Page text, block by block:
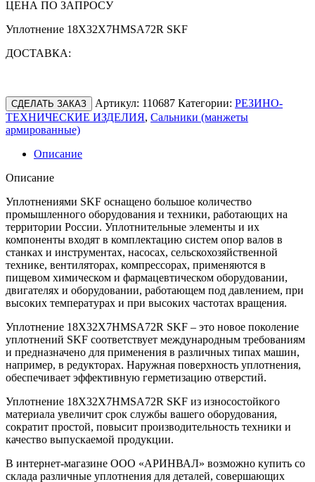
ЦЕНА ПО ЗАПРОСУ
Уплотнение 18X32X7HMSA72R SKF
ДОСТАВКА:
СДЕЛАТЬ ЗАКАЗ Артикул: 110687 Категории: РЕЗИНО-
ТЕХНИЧЕСКИЕ ИЗДЕЛИЯ, Сальники (манжеты
армированные)
Описание
Описание
Уплотнениями SKF оснащено большое количество
промышленного оборудования и техники, работающих на
территории России. Уплотнительные элементы и их
компоненты входят в комплектацию систем опор валов в
станках и инструментах, насосах, сельскохозяйственной
технике, вентиляторах, компрессорах, применяются в
пищевом химическом и фармацевтическом оборудовании,
двигателях и оборудовании, работающем под давлением, при
высоких температурах и при высоких частотах вращения.
Уплотнение 18X32X7HMSA72R SKF – это новое поколение
уплотнений SKF соответствует международным требованиям
и предназначено для применения в различных типах машин,
например, в редукторах. Наружная поверхность уплотнения,
обеспечивает эффективную герметизацию отверстий.
Уплотнение 18X32X7HMSA72R SKF из износостойкого
материала увеличит срок службы вашего оборудования,
сократит простой, повысит производительность техники и
качество выпускаемой продукции.
В интернет-магазине ООО «АРИНВАЛ» возможно купить со
склада различные уплотнения для деталей, совершающих